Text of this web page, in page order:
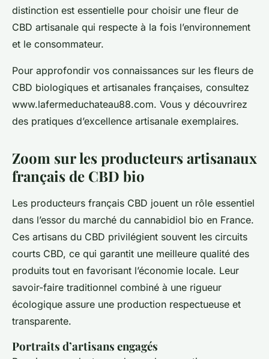
distinction est essentielle pour choisir une fleur de
CBD artisanale qui respecte à la fois l’environnement
et le consommateur.
Pour approfondir vos connaissances sur les fleurs de
CBD biologiques et artisanales françaises, consultez
www.lafermeduchateau88.com. Vous y découvrirez
des pratiques d’excellence artisanale exemplaires.
Zoom sur les producteurs artisanaux
français de CBD bio
Les producteurs français CBD jouent un rôle essentiel
dans l’essor du marché du cannabidiol bio en France.
Ces artisans du CBD privilégient souvent les circuits
courts CBD, ce qui garantit une meilleure qualité des
produits tout en favorisant l’économie locale. Leur
savoir-faire traditionnel combiné à une rigueur
écologique assure une production respectueuse et
transparente.
Portraits d’artisans engagés